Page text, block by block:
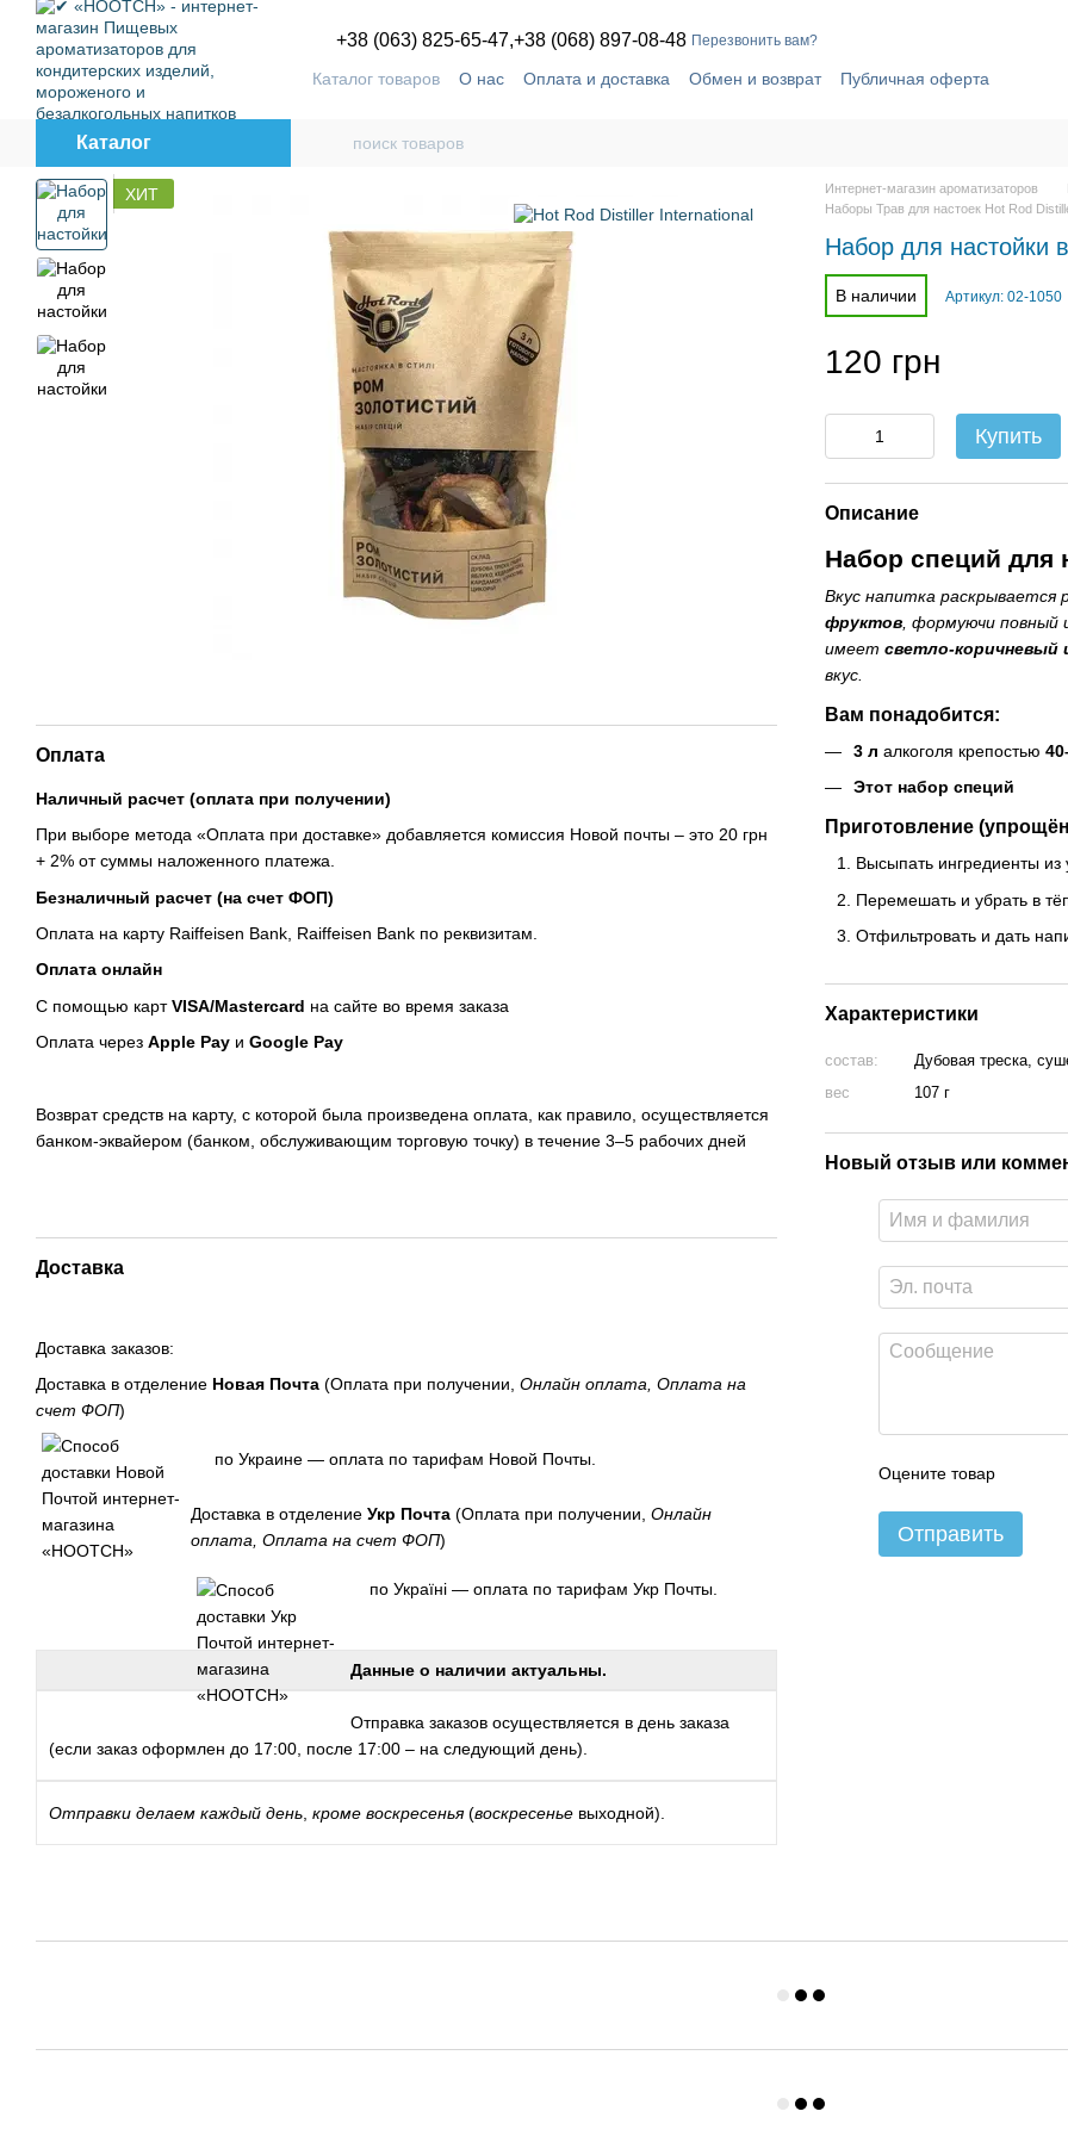
Перейти к основному контенту
+38 (063) 825-65-47,+38 (068) 897-08-48 Перезвонить вам?
Каталог товаров О нас Оплата и доставка Обмен и возврат
Публичная оферта
Каталог
ХИТ
Оплата
Наличный расчет (оплата при получении)
При выборе метода «Оплата при доставке» добавляется комиссия Новой почты – это 20 грн
+ 2% от суммы наложенного платежа.
Безналичный расчет (на счет ФОП)
Оплата на карту Raiffeisen Bank, Raiffeisen Bank по реквизитам.
Оплата онлайн
С помощью картVISA/Mastercard на сайте во время заказа
Оплата через Apple Pay и Google Pay
Возврат средств на карту, с которой была произведена оплата, как правило, осуществляется
банком-эквайером (банком, обслуживающим торговую точку) в течение 3–5 рабочих дней
Доставка
Доставка заказов:
Доставка в отделение Новая Почта (Оплата при получении, Онлайн оплата, Оплата на
счет ФОП)
по Украине — оплата по тарифам Новой Почты.
Доставка в отделение Укр Почта (Оплата при получении, Онлайн
оплата, Оплата на счет ФОП)
по Україні — оплата по тарифам Укр Почты.
Данные о наличии актуальны.
Отправка заказов осуществляется в день заказа
(если заказ оформлен до 17:00, после 17:00 – на следующий день).
Отправки делаем каждый день, кроме воскресенья(воскресенье выходной).
Интернет-магазин ароматизаторов
Наборы Трав для настоек Hot Rod
Набор для настойки
В наличии Артикул: 02-1050
120 грн
Купить
Описание
Набор специй для
Вкус напитка
фруктов , формуючи
имеет светло-коричневый
вкус.
Вам понадобится:
3 л алкоголя крепостью
Этот набор специй
Приготовление
Высыпать ингредиенты из
Перемешать и убрать в
Отфильтровать и дать
Характеристики
состав:
Дубовая треска,
вес
107 г
Новый отзыв или
Оцените товар
Отправить